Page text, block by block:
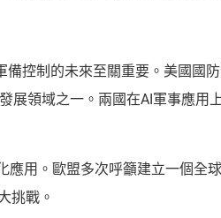
控制的未來至關重要。美國國
展領域之一。兩國在AI軍事應
用。歐盟多次呼籲建立一個全
挑戰。